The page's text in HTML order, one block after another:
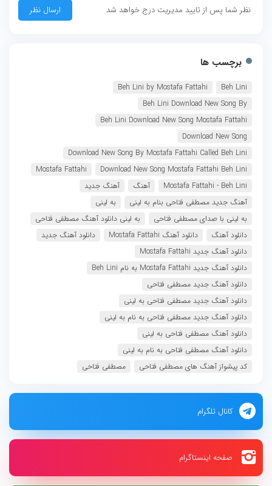
نظر شما پس از تایید مدیریت درج خواهد شد
برچسب ها
Beh Lini
Beh Lini by Mostafa Fattahi
Beh Lini Download New Song By
Beh Lini Download New Song Mostafa Fattahi
Download New Song
Download New Song By Mostafa Fattahi Called Beh Lini
Download New Song Mostafa Fattahi Beh Lini
Mostafa Fattahi
Mostafa Fattahi - Beh Lini
آهنگ
آهنگ جدید
آهنگ جدید مصطفی فتاحی بنام به لینی
به لینی
به لینی با صدای مصطفی فتاحی
به لینی دانلود آهنگ مصطفی فتاحی
دانلود آهنگ
دانلود آهنگ Mostafa Fattahi
دانلود آهنگ جدید
دانلود آهنگ جدید Mostafa Fattahi
دانلود آهنگ جدید Mostafa Fattahi به نام Beh Lini
دانلود آهنگ جدید مصطفی فتاحی
دانلود آهنگ جدید مصطفی فتاحی به لینی
دانلود آهنگ جدید مصطفی فتاحی به نام به لینی
دانلود آهنگ مصطفی فتاحی به لینی
دانلود آهنگ مصطفی فتاحی به نام به لینی
کد پیشواز آهنگ های مصطفی فتاحی
مصطفی فتاحی
کانال تلگرام
صفحه اینستاگرام